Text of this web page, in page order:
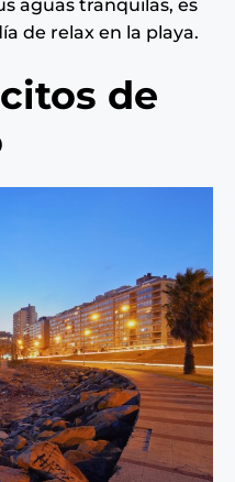
aguas tranquilas, es
de relax en la playa.
de